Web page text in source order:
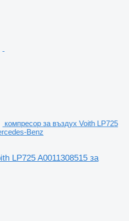
компресор за въздух Voith LP725
Benz
LP725 A0011308515 за